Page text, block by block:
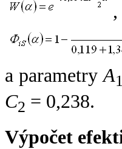
,
a parametryA1
C2 = 0,238.
Výpočet